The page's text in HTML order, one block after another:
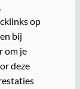
op
bij
om je
deze